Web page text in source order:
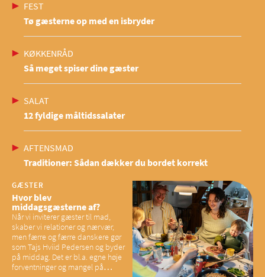
FEST
Tø gæsterne op med en isbryder
KØKKENRÅD
Så meget spiser dine gæster
SALAT
12 fyldige måltidssalater
AFTENSMAD
Traditioner: Sådan dækker du bordet korrekt
GÆSTER
Hvor blev
middagsgæsterne af?
Når vi inviterer gæster til mad,
skaber vi relationer og nærvær,
men færre og færre danskere gør
som Tajs Hviid Pedersen og byder
på middag. Det er bl.a. egne høje
forventninger og mangel på